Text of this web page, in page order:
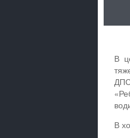
В
В